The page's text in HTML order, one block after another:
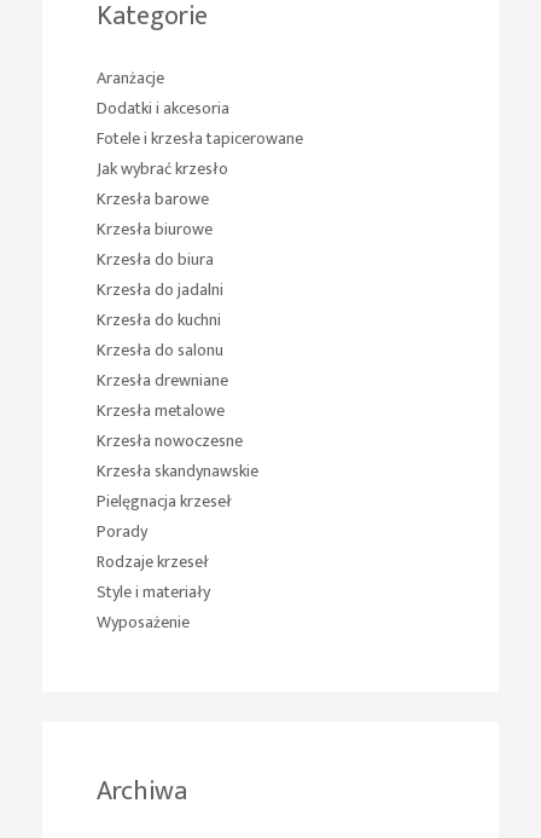
Kategorie
Aranżacje
Dodatki i akcesoria
Fotele i krzesła tapicerowane
Jak wybrać krzesło
Krzesła barowe
Krzesła biurowe
Krzesła do biura
Krzesła do jadalni
Krzesła do kuchni
Krzesła do salonu
Krzesła drewniane
Krzesła metalowe
Krzesła nowoczesne
Krzesła skandynawskie
Pielęgnacja krzeseł
Porady
Rodzaje krzeseł
Style i materiały
Wyposażenie
Archiwa